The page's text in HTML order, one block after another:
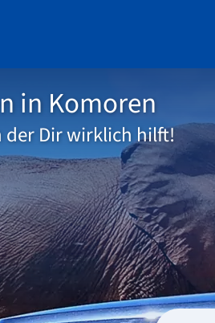
in Komoren
der Dir wirklich hilft!